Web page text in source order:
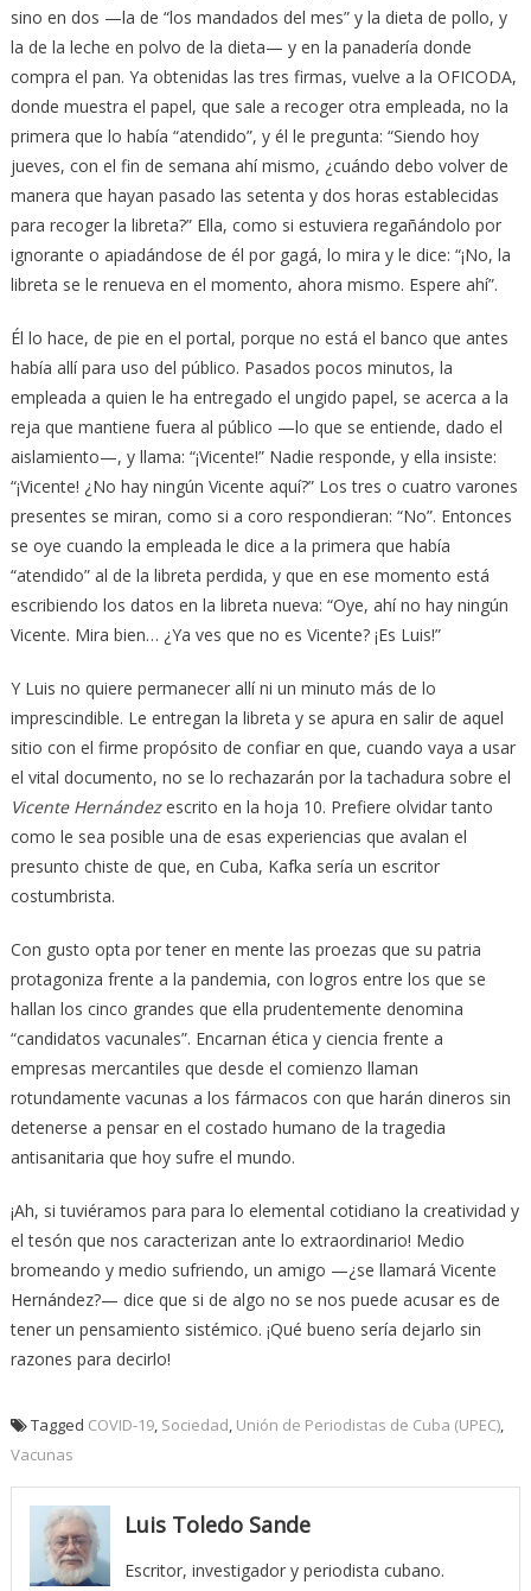
sino en dos —la de “los mandados del mes” y la dieta de pollo, y
la de la leche en polvo de la dieta— y en la panadería donde
compra el pan. Ya obtenidas las tres firmas, vuelve a la OFICODA,
donde muestra el papel, que sale a recoger otra empleada, no la
primera que lo había “atendido”, y él le pregunta: “Siendo hoy
jueves, con el fin de semana ahí mismo, ¿cuándo debo volver de
manera que hayan pasado las setenta y dos horas establecidas
para recoger la libreta?” Ella, como si estuviera regañándolo por
ignorante o apiadándose de él por gagá, lo mira y le dice: “¡No, la
libreta se le renueva en el momento, ahora mismo. Espere ahí”.
Él lo hace, de pie en el portal, porque no está el banco que antes
había allí para uso del público. Pasados pocos minutos, la
empleada a quien le ha entregado el ungido papel, se acerca a la
reja que mantiene fuera al público —lo que se entiende, dado el
aislamiento—, y llama: “¡Vicente!” Nadie responde, y ella insiste:
“¡Vicente! ¿No hay ningún Vicente aquí?” Los tres o cuatro varones
presentes se miran, como si a coro respondieran: “No”. Entonces
se oye cuando la empleada le dice a la primera que había
“atendido” al de la libreta perdida, y que en ese momento está
escribiendo los datos en la libreta nueva: “Oye, ahí no hay ningún
Vicente. Mira bien… ¿Ya ves que no es Vicente? ¡Es Luis!”
Y Luis no quiere permanecer allí ni un minuto más de lo
imprescindible. Le entregan la libreta y se apura en salir de aquel
sitio con el firme propósito de confiar en que, cuando vaya a usar
el vital documento, no se lo rechazarán por la tachadura sobre el
Vicente Hernándezescrito en la hoja 10. Prefiere olvidar tanto
como le sea posible una de esas experiencias que avalan el
presunto chiste de que, en Cuba, Kafka sería un escritor
costumbrista.
Con gusto opta por tener en mente las proezas que su patria
protagoniza frente a la pandemia, con logros entre los que se
hallan los cinco grandes que ella prudentemente denomina
“candidatos vacunales”. Encarnan ética y ciencia frente a
empresas mercantiles que desde el comienzo llaman
rotundamente vacunas a los fármacos con que harán dineros sin
detenerse a pensar en el costado humano de la tragedia
antisanitaria que hoy sufre el mundo.
¡Ah, si tuviéramos para para lo elemental cotidiano la creatividad y
el tesón que nos caracterizan ante lo extraordinario! Medio
bromeando y medio sufriendo, un amigo —¿se llamará Vicente
Hernández?— dice que si de algo no se nos puede acusar es de
tener un pensamiento sistémico. ¡Qué bueno sería dejarlo sin
razones para decirlo!
Tagged COVID-19, Sociedad, Unión de Periodistas de Cuba (UPEC),
Vacunas
Luis Toledo Sande
Escritor, investigador y periodista cubano.